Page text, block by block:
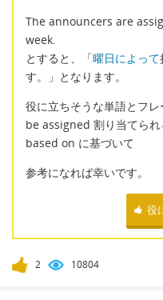
The announcers are
week.
とすると、「曜日によって
す。」となります。
役に立ちそうな単語とフレ
be assigned 割り当てられ
based on に基づいて
参考になれば幸いです。
役
2 10804